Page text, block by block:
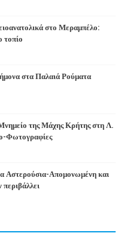
στο Μεραμπέλο:
τοπίο
στα Παλαιά Ρούματα
της Μάχης Κρήτης στη Λ.
Φωτογραφίες
Αστερούσια-Απομονωμένη και